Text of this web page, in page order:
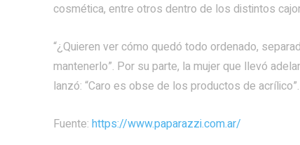
cosmética, entre otros dentro de los distintos
“¿Quieren ver cómo quedó todo ordenado,
mantenerlo”. Por su parte, la mujer que llevó
lanzó: “Caro es obse de los productos de
Fuente: https://www.paparazzi.com.ar/